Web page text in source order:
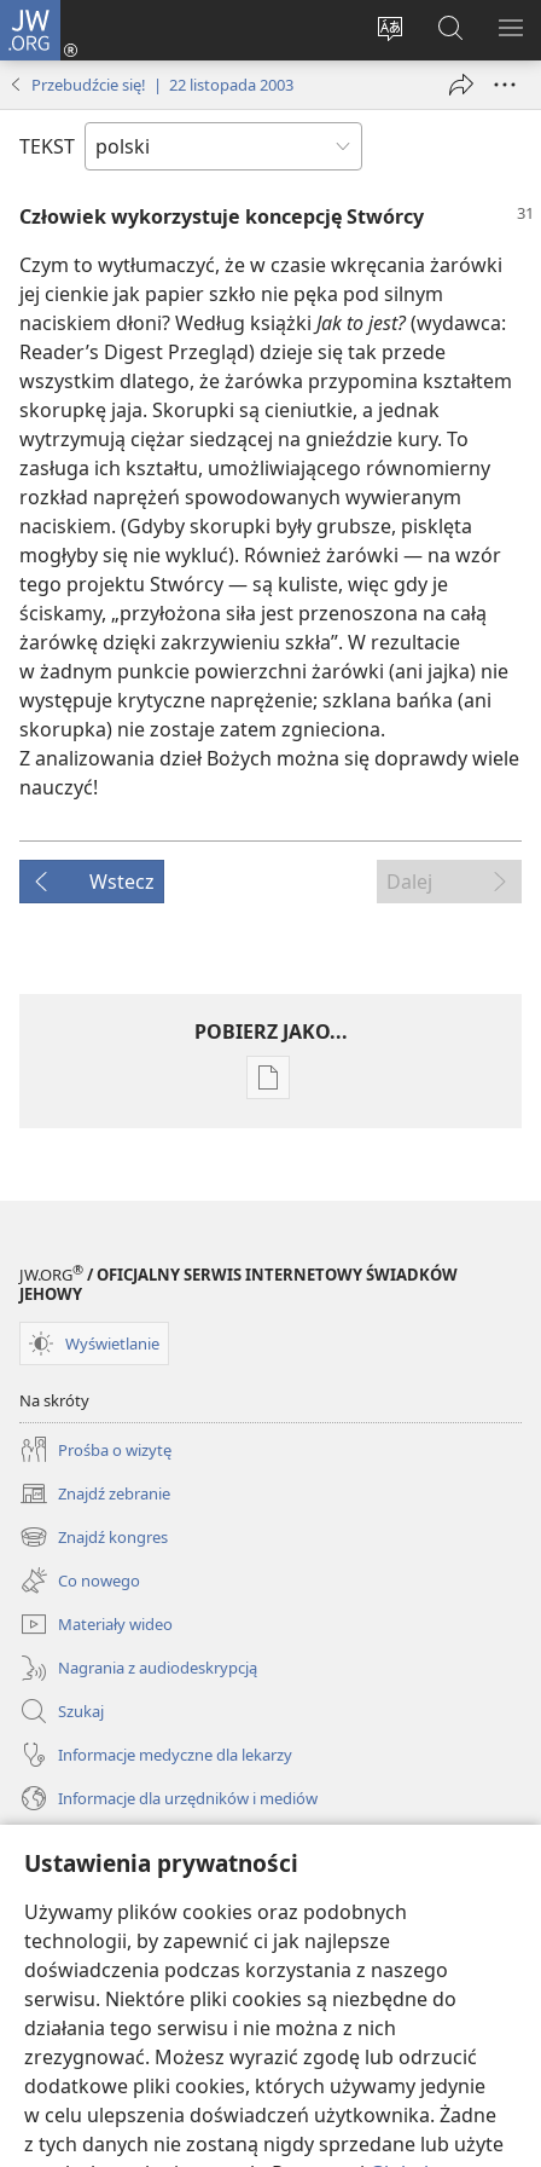
Ustawienia prywatności
Używamy plików cookies oraz podobnych
technologii, by zapewnić ci jak najlepsze
doświadczenia podczas korzystania z naszego
serwisu. Niektóre pliki cookies są niezbędne do
działania tego serwisu i nie można z nich
zrezygnować. Możesz wyrazić zgodę lub odrzucić
dodatkowe pliki cookies, których używamy jedynie
w celu ulepszenia doświadczeń użytkownika. Żadne
z tych danych nie zostaną nigdy sprzedane lub użyte
JW.ORG
Wybór
Logowanie
(opens
Szukaj
na
JW.ORG
Przebudźcie się! | 22 listopada 2003
TEKST
Człowiek wykorzystuje koncepcję Stwórcy
Czym to wytłumaczyć, że w czasie wkręcania żarówki
jej cienkie jak papier szkło nie pęka pod silnym
naciskiem dłoni? Według książki Jak to jest?(wydawca:
Reader’s Digest Przegląd) dzieje się tak przede
wszystkim dlatego, że żarówka przypomina kształtem
skorupkę jaja. Skorupki są cieniutkie, a jednak
wytrzymują ciężar siedzącej na gnieździe kury. To
zasługa ich kształtu, umożliwiającego równomierny
rozkład naprężeń spowodowanych wywieranym
naciskiem. (Gdyby skorupki były grubsze, pisklęta
mogłyby się nie wykluć). Również żarówki — na wzór
tego projektu Stwórcy — są kuliste, więc gdy je
ściskamy, „przyłożona siła jest przenoszona na całą
żarówkę dzięki zakrzywieniu szkła”. W rezultacie
w żadnym punkcie powierzchni żarówki (ani jajka) nie
występuje krytyczne naprężenie; szklana bańka (ani
skorupka) nie zostaje zatem zgnieciona.
Z analizowania dzieł Bożych można się doprawdy wiele
nauczyć!
Wstecz Dalej
POBIERZ JAKO...
Ustawienia
2003
JW.ORG® / OFICJALNY SERWIS INTERNETOWY ŚWIADKÓW
JEHOWY
Wyświetlanie
Na skróty
Prośba o wizytę
Znajdź zebranie
(opens
new
window)
Znajdź kongres
(opens
new
window)
Co nowego
Materiały wideo
Nagrania z audiodeskrypcją
Szukaj
Informacje medyczne dla lekarzy
Informacje dla urzędników i mediów
Darowizny
(opens
new
window)BIBLIOTEKA INTERNETOWA Strażnicy
(opens
new
window)JW Hub
(opens
new
window)JW Library
Watchtower Library